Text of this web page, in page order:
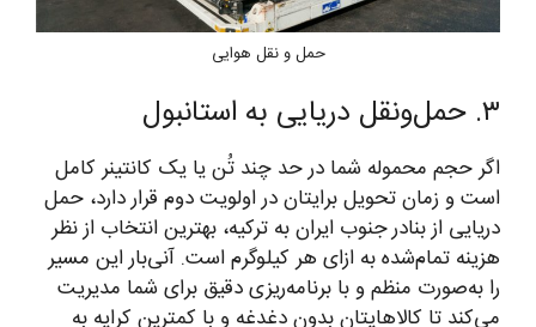
حمل و نقل هوایی
۳. حمل‌ونقل دریایی به استانبول
اگر حجم محموله شما در حد چند تُن یا یک کانتینر کامل
است و زمان تحویل برایتان در اولویت دوم قرار دارد، حمل
دریایی از بنادر جنوب ایران به ترکیه، بهترین انتخاب از نظر
هزینه تمام‌شده به ازای هر کیلوگرم است. آنی‌بار این مسیر
را به‌صورت منظم و با برنامه‌ریزی دقیق برای شما مدیریت
می‌کند تا کالاهایتان بدون دغدغه و با کمترین کرایه به